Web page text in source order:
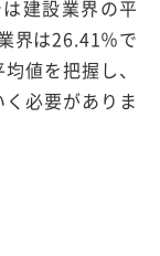
建設業界の平
界は26.41％で
値を把握し、
必要がありま